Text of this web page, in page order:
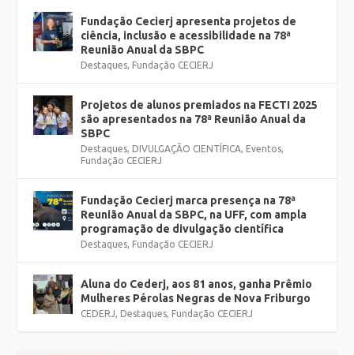
Fundação Cecierj apresenta projetos de
ciência, inclusão e acessibilidade na 78ª
Reunião Anual da SBPC
Destaques, Fundação CECIERJ
Projetos de alunos premiados na FECTI 2025
são apresentados na 78ª Reunião Anual da
SBPC
Destaques, DIVULGAÇÃO CIENTÍFICA, Eventos,
Fundação CECIERJ
Fundação Cecierj marca presença na 78ª
Reunião Anual da SBPC, na UFF, com ampla
programação de divulgação científica
Destaques, Fundação CECIERJ
Aluna do Cederj, aos 81 anos, ganha Prêmio
Mulheres Pérolas Negras de Nova Friburgo
CEDERJ, Destaques, Fundação CECIERJ